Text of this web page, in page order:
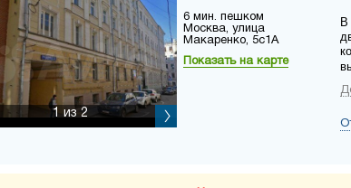
1 из 2
6 мин. пешком
Москва, улица
Макаренко, 5с1А
Показать на карте
В